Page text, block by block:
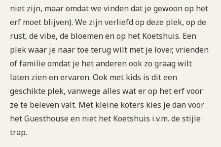
niet zijn, maar omdat we vinden dat je gewoon op het
erf moet blijven). We zijn verliefd op deze plek, op de
rust, de vibe, de bloemen en op het Koetshuis. Een
plek waar je naar toe terug wilt met je lover, vrienden
of familie omdat je het anderen ook zo graag wilt
laten zien en ervaren. Ook met kids is dit een
geschikte plek, vanwege alles wat er op het erf voor
ze te beleven valt. Met kleine koters kies je dan voor
het Guesthouse en niet het Koetshuis i.v.m. de stijle
trap.